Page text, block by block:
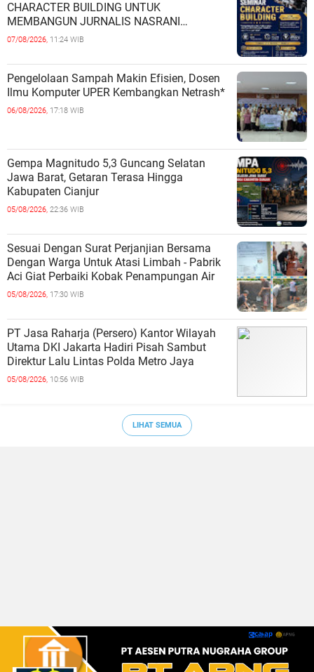
CHARACTER BUILDING UNTUK
MEMBANGUN JURNALIS NASRANI
BERINTEGRITAS DAN BERDAMPAK*
07/08/2026, 11:24 WIB
Pengelolaan Sampah Makin Efisien, Dosen
Ilmu Komputer UPER Kembangkan Netrash*
06/08/2026, 17:18 WIB
Gempa Magnitudo 5,3 Guncang Selatan
Jawa Barat, Getaran Terasa Hingga
Kabupaten Cianjur
05/08/2026, 22:36 WIB
Sesuai Dengan Surat Perjanjian Bersama
Dengan Warga Untuk Atasi Limbah - Pabrik
Aci Giat Perbaiki Kobak Penampungan Air
05/08/2026, 17:30 WIB
PT Jasa Raharja (Persero) Kantor Wilayah
Utama DKI Jakarta Hadiri Pisah Sambut
Direktur Lalu Lintas Polda Metro Jaya
05/08/2026, 10:56 WIB
LIHAT SEMUA